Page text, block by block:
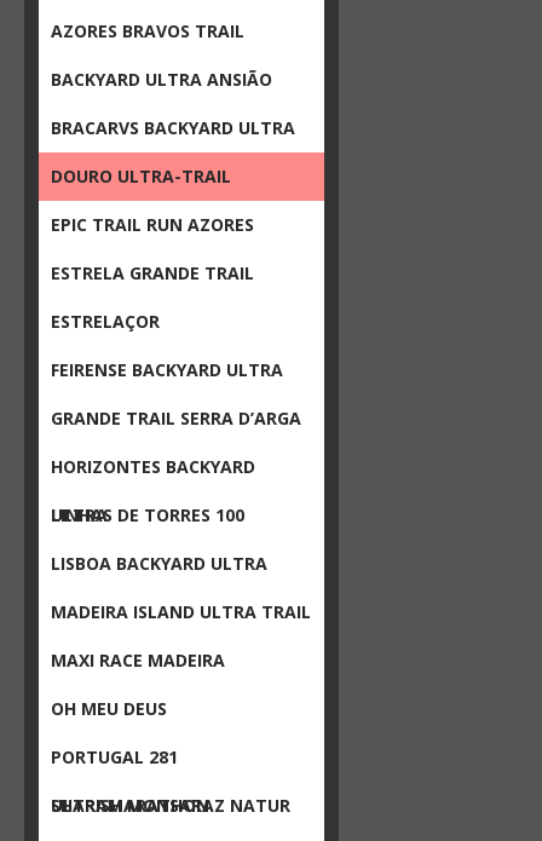
AZORES BRAVOS TRAIL
BACKYARD ULTRA ANSIÃO
BRACARVS BACKYARD ULTRA
DOURO ULTRA-TRAIL
EPIC TRAIL RUN AZORES
ESTRELA GRANDE TRAIL
ESTRELAÇOR
FEIRENSE BACKYARD ULTRA
GRANDE TRAIL SERRA D’ARGA
HORIZONTES BACKYARD
ULTRA
LINHAS DE TORRES 100
LISBOA BACKYARD ULTRA
MADEIRA ISLAND ULTRA TRAIL
MAXI RACE MADEIRA
OH MEU DEUS
PORTUGAL 281
ULTRAMARATHON
SHARISH MONSARAZ NATUR